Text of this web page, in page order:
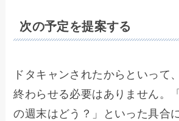
次の予定を提案する
ドタキャンされたからといって
終わらせる必要はありません。
の週末はどう？」といった具合